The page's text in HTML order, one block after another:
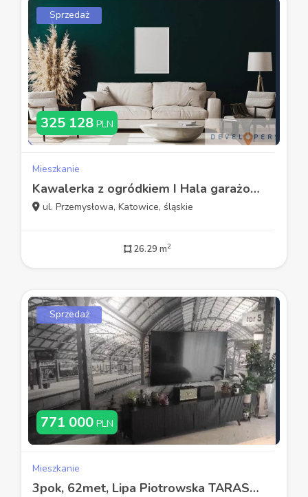
Sprzedaż
325 128 PLN
Mieszkanie
Kawalerka z ogródkiem I Hala garażowa I 3 stawy
ul. Przemysłowa, Katowice, śląskie
26.29 m2
Sprzedaż
771 000 PLN
Mieszkanie
3pok, 62met, Lipa Piotrowska TARAS/OGRÓD/GARAŻ (Wrocław)